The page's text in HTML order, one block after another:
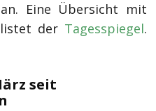
Eine Übersicht mit
der Tagesspiegel.
seit